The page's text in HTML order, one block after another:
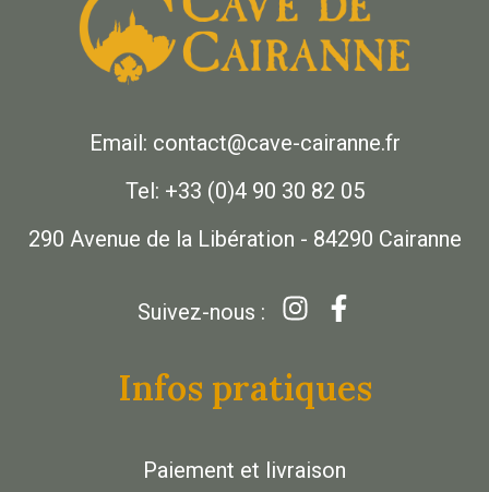
Email: contact@cave-cairanne.fr
Tel: +33 (0)4 90 30 82 05
290 Avenue de la Libération - 84290 Cairanne
Suivez-nous :
Infos pratiques
Paiement et livraison